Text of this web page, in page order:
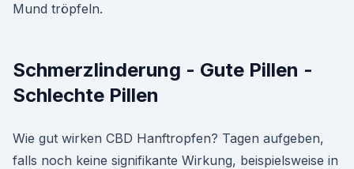
Mund tröpfeln.
Schmerzlinderung - Gute Pillen -
Schlechte Pillen
Wie gut wirken CBD Hanftropfen? Tagen aufgeben,
falls noch keine signifikante Wirkung, beispielsweise in